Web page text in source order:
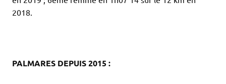
2018.
PALMARES DEPUIS 2015 :